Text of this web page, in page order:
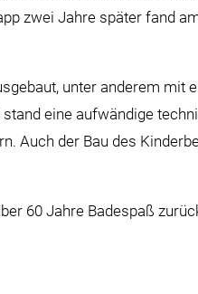
zwei Jahre später fand
unter anderem mit
eine aufwändige
Auch der Bau des
60 Jahre Badespaß